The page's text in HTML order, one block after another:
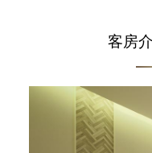
客房